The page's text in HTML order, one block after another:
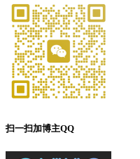
扫一扫加博主QQ